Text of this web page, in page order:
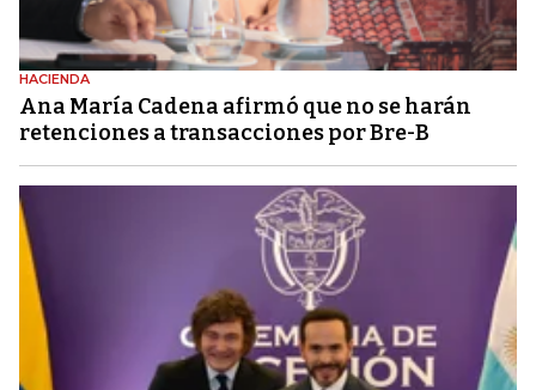
HACIENDA
Ana María Cadena afirmó que no se harán
retenciones a transacciones por Bre-B